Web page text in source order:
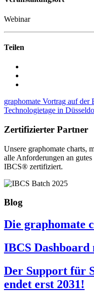
Webinar
Teilen
graphomate Vortrag auf
Technologietage in
Zertifizierter Partner
Unsere graphomate charts,
alle Anforderungen an
IBCS® zertifiziert.
Blog
Die graphomate
IBCS
Der Support für
endet erst 2031!